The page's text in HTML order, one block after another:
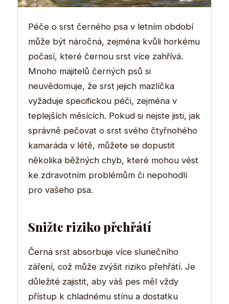
Péče o srst černého psa v letním období
může být náročná, zejména kvůli horkému
počasí, které černou srst více zahřívá.
Mnoho majitelů černých psů si
neuvědomuje, že srst jejich mazlíčka
vyžaduje specifickou péči, zejména v
teplejších měsících. Pokud si nejste jisti, jak
správně pečovat o srst svého čtyřnohého
kamaráda v létě, můžete se dopustit
několika běžných chyb, které mohou vést
ke zdravotním problémům či nepohodlí
pro vašeho psa.
Snižte riziko přehřátí
Černá srst absorbuje více slunečního
záření, což může zvýšit riziko přehřátí. Je
důležité zajistit, aby váš pes měl vždy
přístup k chladnému stínu a dostatku